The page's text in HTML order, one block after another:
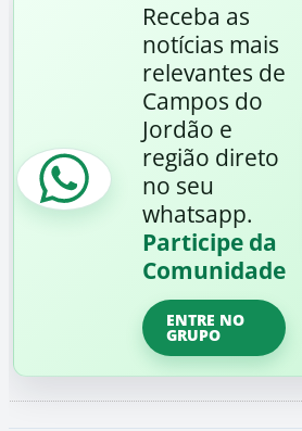
Receba as
notícias mais
relevantes de
Campos do
Jordão e
região direto
no seu
whatsapp.
Participe da
Comunidade
ENTRE NO
GRUPO